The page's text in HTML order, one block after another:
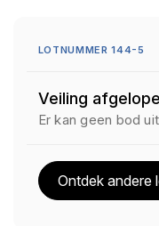
LOTNUMMER 144-5
Veiling
Er kan geen bod
Ontdek andere